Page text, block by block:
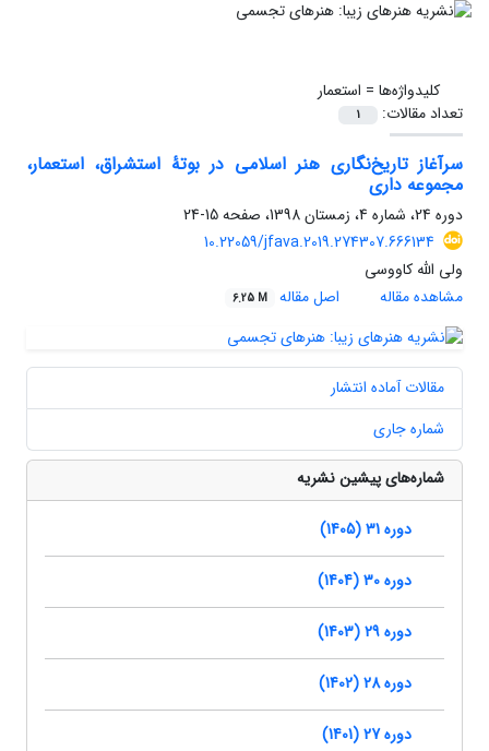
کلیدواژه‌ها = استعمار
تعداد مقالات:
1
سرآغاز تاریخ‌نگاری هنر اسلامی در بوتۀ استشراق، استعمار،
مجموعه داری
دوره 24، شماره 4، زمستان 1398، صفحه
15-24
10.22059/jfava.2019.274307.666134
ولی الله کاووسی
مشاهده مقاله
اصل مقاله 6.25 M
مقالات آماده انتشار
شماره جاری
شماره‌های پیشین نشریه
دوره 31 (1405)
دوره 30 (1404)
دوره 29 (1403)
دوره 28 (1402)
دوره 27 (1401)